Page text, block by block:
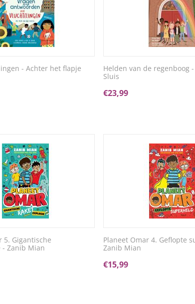
- Achter het flapje
Helden van de regenboog
Sluis
€23,99
5. Gigantische
- Zanib Mian
Planeet Omar 4. Geflopte
Zanib Mian
€15,99